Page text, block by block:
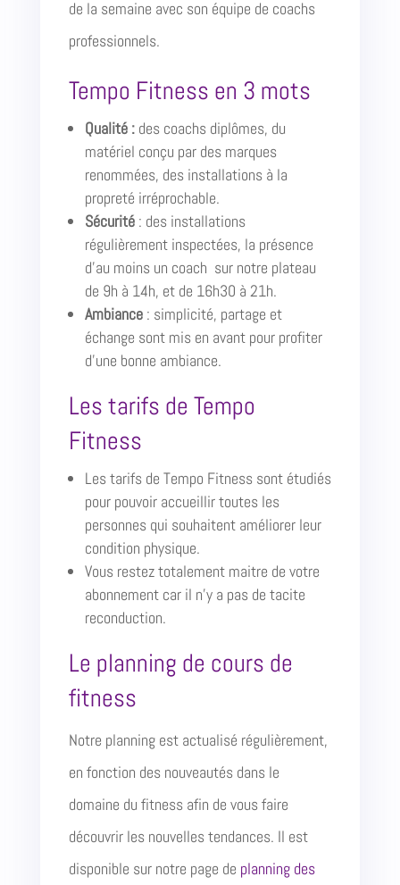
de la semaine avec son équipe de coachs
professionnels.
Tempo Fitness en 3 mots
Qualité :des coachs diplômes, du
matériel conçu par des marques
renommées, des installations à la
propreté irréprochable.
Sécurité: des installations
régulièrement inspectées, la présence
d’au moins un coach sur notre plateau
de 9h à 14h, et de 16h30 à 21h.
Ambiance: simplicité, partage et
échange sont mis en avant pour profiter
d’une bonne ambiance.
Les tarifs de Tempo
Fitness
Les tarifs de Tempo Fitness sont étudiés
pour pouvoir accueillir toutes les
personnes qui souhaitent améliorer leur
condition physique.
Vous restez totalement maitre de votre
abonnement car il n’y a pas de tacite
reconduction.
Le planning de cours de
fitness
Notre planning est actualisé régulièrement,
en fonction des nouveautés dans le
domaine du fitness afin de vous faire
découvrir les nouvelles tendances. Il est
disponible sur notre page de planning des